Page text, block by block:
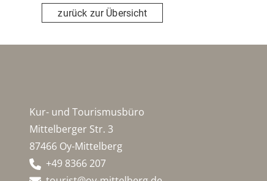
zurück zur Übersicht
Kur- und Tourismusbüro
Mittelberger Str. 3
87466 Oy-Mittelberg
+49 8366 207